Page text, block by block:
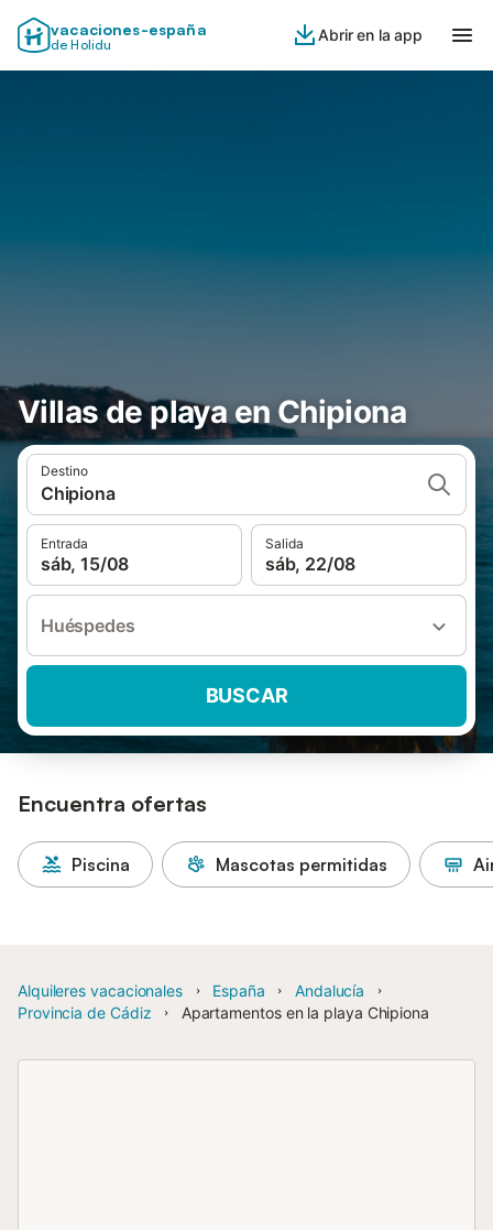
vacaciones-españa
de Holidu
Abrir en la app
Villas de playa en Chipiona
Destino
Chipiona
Entrada
sáb, 15/08
Salida
sáb, 22/08
Huéspedes
BUSCAR
Encuentra ofertas
Piscina Mascotas permitidas
Alquileres vacacionales España
Andalucía
Provincia de Cádiz
Apartamentos en la playa Chipiona